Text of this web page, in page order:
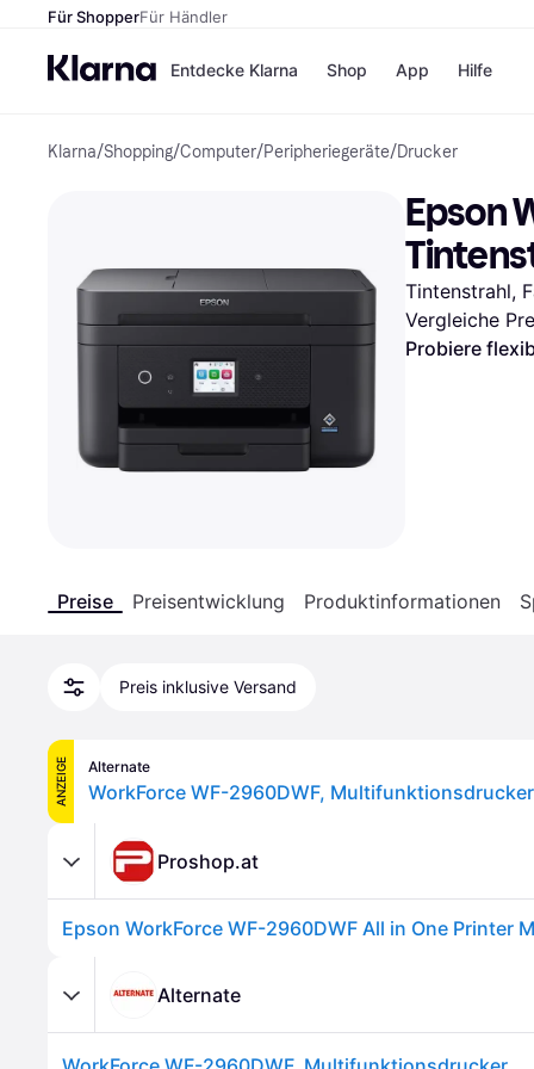
Für ShopperFür Händler
Entdecke Klarna
Zahlungsmethoden
Sofort bezahlen
Bezahle in 3
Teilzahlungen
Bezahle in bis zu 30
Tagen
Ratenzahlung
Shop
Shops
H&M
Temu
App Hilfe
Klarna/Shopping/Computer/Peripheriegeräte/Drucker
Epson
Tintenstrahl,
Vergleiche
Probiere
Preise Preisentwicklung Produktinformationen
Preis inklusive Versand
ANZEIGE Alternate
WorkForce WF-2960DWF, Multifunktionsdrucker
Proshop.at
Alternate